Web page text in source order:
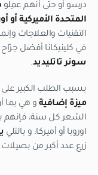
درسو أو حتى أنهم عمِلو
المتحدة الأميركية أو
التقنيات والعلاجات
في كلينيكانا أفضل
سونر تاتليديد.
بسبب الطلب الكبير على
ميزة إضافية و هي بما
الشعر كل سنة، فإنهم
اوروبا أو أميركا: و بالتلي
زرع عدد أكبر من